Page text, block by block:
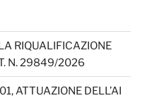
RIQUALIFICAZIONE
N. 29849/2026
ATTUAZIONE DELL’AI